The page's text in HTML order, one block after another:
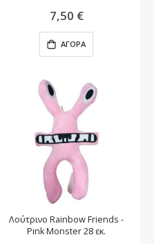
7,50 €
ΑΓΟΡΆ
Λούτρινο Rainbow Friends -
Pink Monster 28 εκ.